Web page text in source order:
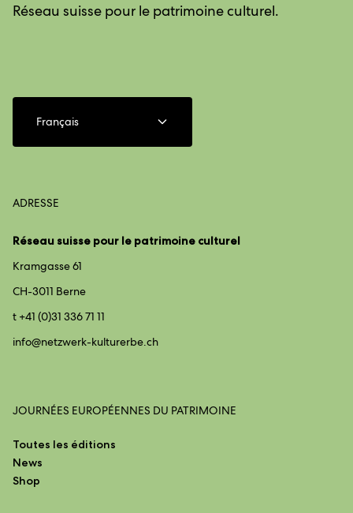
Réseau suisse pour le patrimoine culturel.
Français
ADRESSE
Réseau suisse pour le patrimoine culturel
Kramgasse 61
CH-3011 Berne
t +41 (0)31 336 71 11
info@netzwerk-kulturerbe.ch
JOURNÉES EUROPÉENNES DU PATRIMOINE
Toutes les éditions
News
Shop